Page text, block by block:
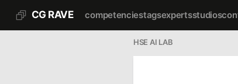
CG RAVE competenciestagsexpertsstudios
HSE AI LAB